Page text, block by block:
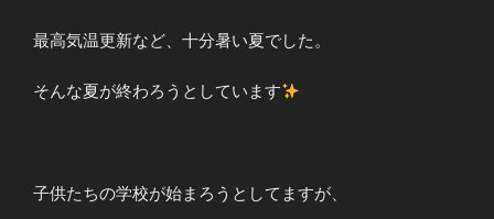
最高気温更新など、十分暑い夏でした。
そんな夏が終わろうとしています
子供たちの学校が始まろうとしてますが、